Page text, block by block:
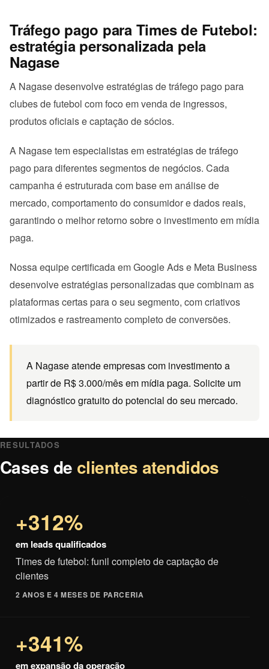
Tráfego pago para Times de Futebol:
estratégia personalizada pela
Nagase
A Nagase desenvolve estratégias de tráfego pago para
clubes de futebol com foco em venda de ingressos,
produtos oficiais e captação de sócios.
A Nagase tem especialistas em estratégias de tráfego
pago para diferentes segmentos de negócios. Cada
campanha é estruturada com base em análise de
mercado, comportamento do consumidor e dados reais,
garantindo o melhor retorno sobre o investimento em mídia
paga.
Nossa equipe certificada em Google Ads e Meta Business
desenvolve estratégias personalizadas que combinam as
plataformas certas para o seu segmento, com criativos
otimizados e rastreamento completo de conversões.
A Nagase atende empresas com investimento a
partir de R$ 3.000/mês em mídia paga. Solicite um
diagnóstico gratuito do potencial do seu mercado.
RESULTADOS
Cases de clientes atendidos
+312%
em leads qualificados
Times de futebol: funil completo de captação de
clientes
2 ANOS E 4 MESES DE PARCERIA
+341%
em expansão da operação